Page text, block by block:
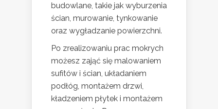
budowlane, takie jak wyburzenia
ścian, murowanie, tynkowanie
oraz wygładzanie powierzchni.
Po zrealizowaniu prac mokrych
możesz zająć się malowaniem
sufitów i ścian, układaniem
podłóg, montażem drzwi,
kładzeniem płytek i montażem